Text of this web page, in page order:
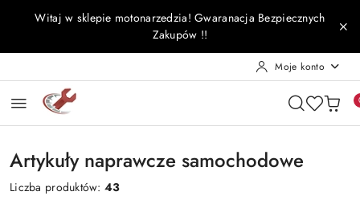
Przejdź do treści głównej
Przejdź do wyszukiwarki
Przejdź do moje konto
Przejdź do menu głównego
Przejdź do stopki
Witaj w sklepie motonarzedzia! Gwaranacja Bezpiecznych
Zakupów !!
Moje konto
Artykuły naprawcze samochodowe
Liczba produktów:43